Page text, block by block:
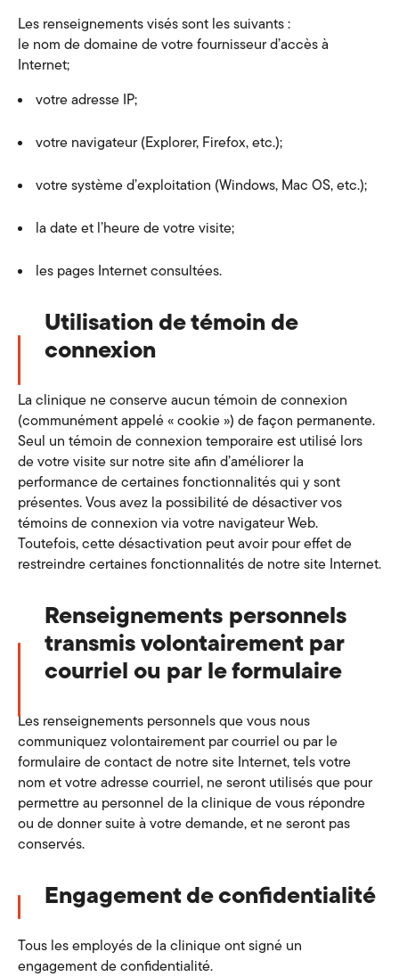
Les renseignements visés sont les suivants :
le nom de domaine de votre fournisseur d’accès à
Internet;
votre adresse IP;
votre navigateur (Explorer, Firefox, etc.);
votre système d’exploitation (Windows, Mac OS, etc.);
la date et l’heure de votre visite;
les pages Internet consultées.
Utilisation de témoin de
connexion
La clinique ne conserve aucun témoin de connexion
(communément appelé « cookie ») de façon permanente.
Seul un témoin de connexion temporaire est utilisé lors
de votre visite sur notre site afin d’améliorer la
performance de certaines fonctionnalités qui y sont
présentes. Vous avez la possibilité de désactiver vos
témoins de connexion via votre navigateur Web.
Toutefois, cette désactivation peut avoir pour effet de
restreindre certaines fonctionnalités de notre site Internet.
Renseignements personnels
transmis volontairement par
courriel ou par le formulaire
Les renseignements personnels que vous nous
communiquez volontairement par courriel ou par le
formulaire de contact de notre site Internet, tels votre
nom et votre adresse courriel, ne seront utilisés que pour
permettre au personnel de la clinique de vous répondre
ou de donner suite à votre demande, et ne seront pas
conservés.
Engagement de confidentialité
Tous les employés de la clinique ont signé un
engagement de confidentialité.